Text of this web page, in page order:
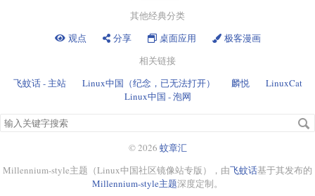
其他经典分类
观点
分享 桌面应用
极客漫画
相关链接
飞蚊话 - 主站
Linux中国（纪念，已无法打开） 麟悦
LinuxCat
Linux中国 - 泡网
搜
字
© 2026 蚊章汇
Millennium-style主题（Linux中国社区镜像站专版），由飞蚊话基于其发布的
Millennium-style主题深度定制。